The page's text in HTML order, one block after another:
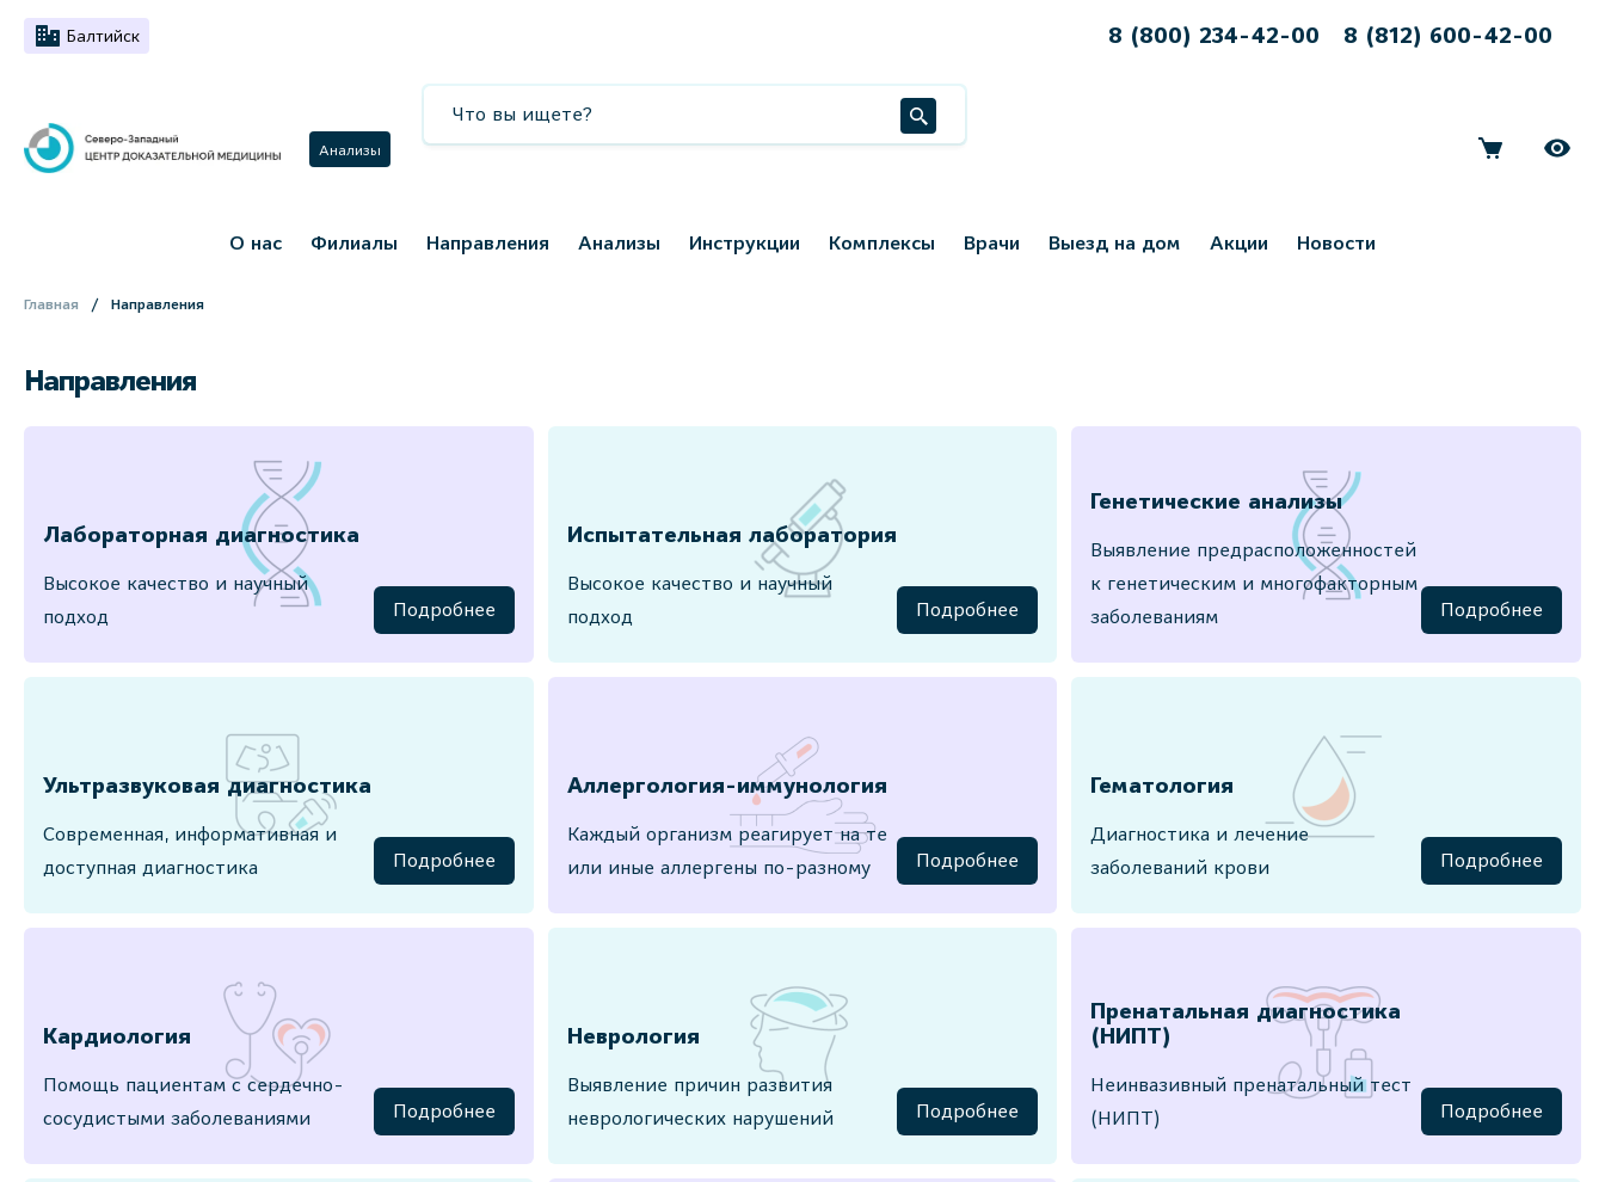
Балтийск 8 (800) 234-42-00 8 (812) 600-42-00
Анализы
О нас Филиалы Направления Анализы Инструкции Комплексы Врачи Выезд на дом Акции Новости
Главная Направления
Направления
Лабораторная диагностика
Высокое качество и научный
подход
Подробнее
Испытательная лаборатория
Высокое качество и научный
подход
Подробнее
Генетические анализы
Выявление предрасположенностей
к генетическим и многофакторным
заболеваниям
Подробнее
Ультразвуковая диагностика
Современная, информативная и
доступная диагностика
Подробнее
Аллергология-иммунология
Каждый организм реагирует на те
или иные аллергены по-разному
Подробнее
Гематология
Диагностика и лечение
заболеваний крови
Подробнее
Кардиология
Помощь пациентам с сердечно-
сосудистыми заболеваниями
Подробнее
Неврология
Выявление причин развития
неврологических нарушений
Подробнее
Пренатальная диагностика
(НИПТ)
Неинвазивный пренатальный тест
(НИПТ)
Подробнее